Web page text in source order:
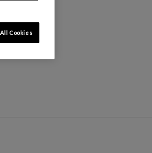
Cookies